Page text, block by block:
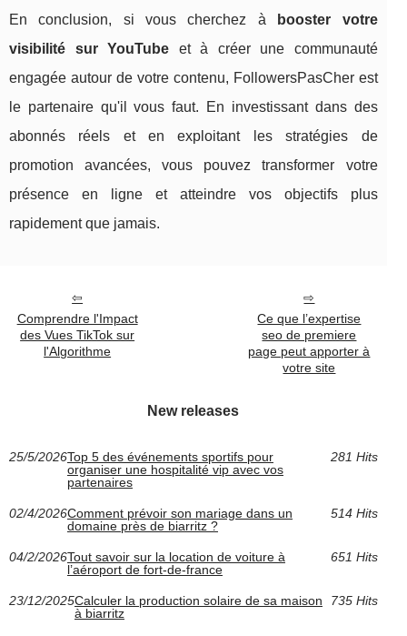
En conclusion, si vous cherchez à
booster votre
visibilité sur YouTube et à créer une communauté
engagée autour de votre contenu, FollowersPasCher est
le partenaire qu'il vous faut. En investissant dans des
abonnés réels et en exploitant les stratégies de
promotion avancées, vous pouvez transformer votre
présence en ligne et atteindre vos objectifs plus
rapidement que jamais.
Comprendre l'Impact
des Vues TikTok sur
l'Algorithme
Ce que l’expertise
seo de premiere
page peut apporter à
votre site
New releases
25/5/2026Top 5 des événements sportifs pour
organiser une hospitalité vip avec vos
partenaires
281 Hits
02/4/2026Comment prévoir son mariage dans un
domaine près de biarritz ?
514 Hits
04/2/2026Tout savoir sur la location de voiture à
l’aéroport de fort-de-france
651 Hits
23/12/2025Calculer la production solaire de sa maison
à biarritz
735 Hits